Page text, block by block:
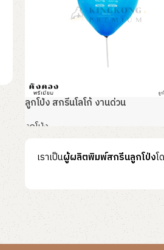
ลูกโป่ง สกรีนโลโก้ งานด่วน
ลูกโป่ง
เราเป็นผู้ผลิตพิมพ์สกรีนลูกโป่งโ